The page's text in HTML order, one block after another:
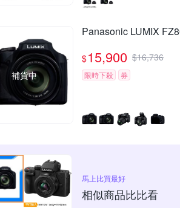
補貨中
Panasonic LUMIX
$15,900 $16,736
限時下殺 券
馬上比買最好
相似商品比比看